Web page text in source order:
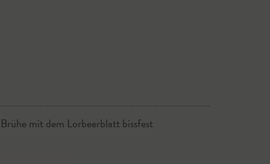
mit dem Lorbeerblatt bissfest